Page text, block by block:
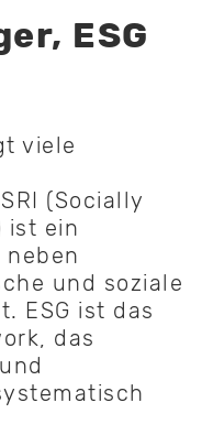
ESG
viele
(Socially
ist ein
und soziale
ESG ist das
das